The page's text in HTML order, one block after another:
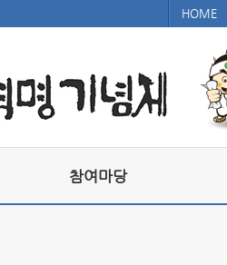
HOME
참여마당